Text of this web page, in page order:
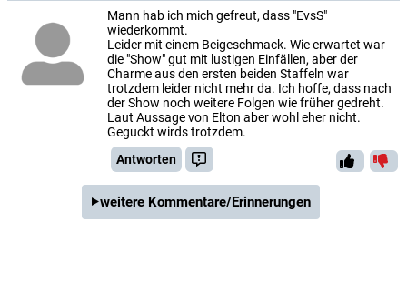
Mann hab ich mich gefreut, dass "EvsS"
wiederkommt.
Leider mit einem Beigeschmack. Wie erwartet war
die "Show" gut mit lustigen Einfällen, aber der
Charme aus den ersten beiden Staffeln war
trotzdem leider nicht mehr da. Ich hoffe, dass nach
der Show noch weitere Folgen wie früher gedreht.
Laut Aussage von Elton aber wohl eher nicht.
Geguckt wirds trotzdem.
Antworten
weitere Kommentare/Erinnerungen